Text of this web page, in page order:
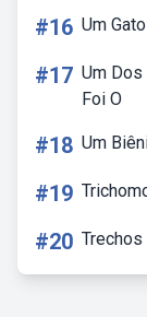
#16 Um
#17 Um
Foi O
#18 Um
#19
#20